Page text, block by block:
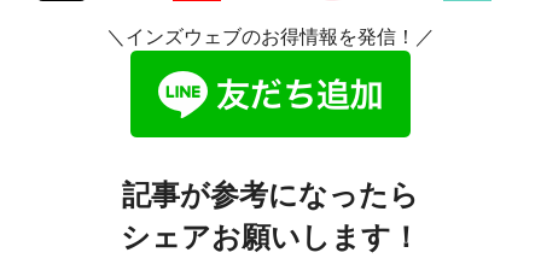
＼インズウェブのお得情報を発信！／
記事が参考になったら
シェアお願いします！